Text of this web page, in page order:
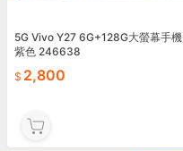
5G Vivo Y27 6G+128G大螢幕手機
紫色 246638
2,800